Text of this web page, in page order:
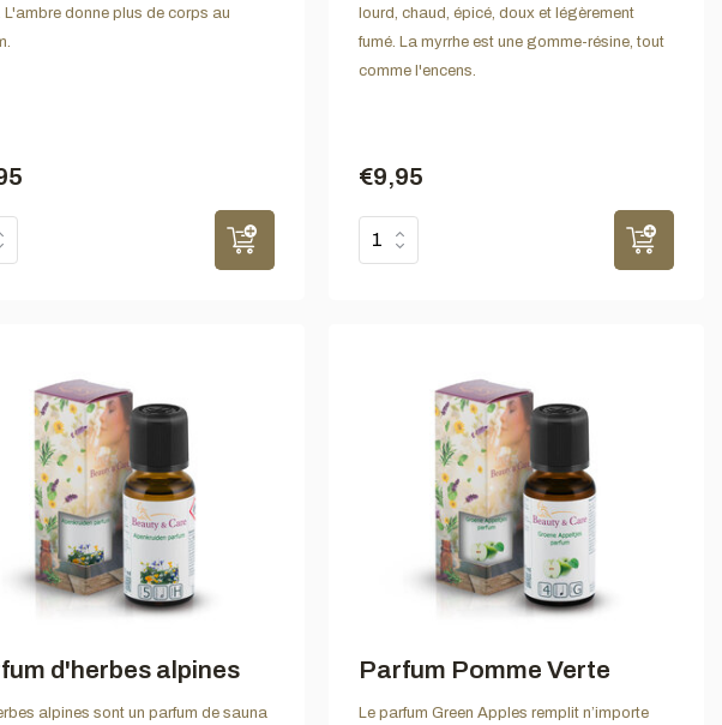
L'ambre donne plus de corps au
lourd, chaud, épicé, doux et légèrement
fumé. La myrrhe est une gomme-résine, tout
comme l'encens.
€9,95
d'herbes alpines
alpines sont un parfum de sauna
Parfum Pomme Verte
Le parfum Green Apples remplit n’importe